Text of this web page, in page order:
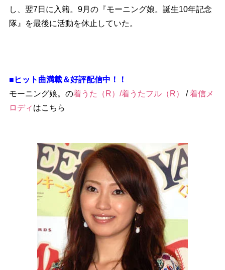
し、翌7日に入籍。9月の『モーニング娘。誕生10年記念
隊』を最後に活動を休止していた。
■ヒット曲満載＆好評配信中！！
モーニング娘。の着うた（R）/着うたフル（R） /着信メ
ロディ はこちら